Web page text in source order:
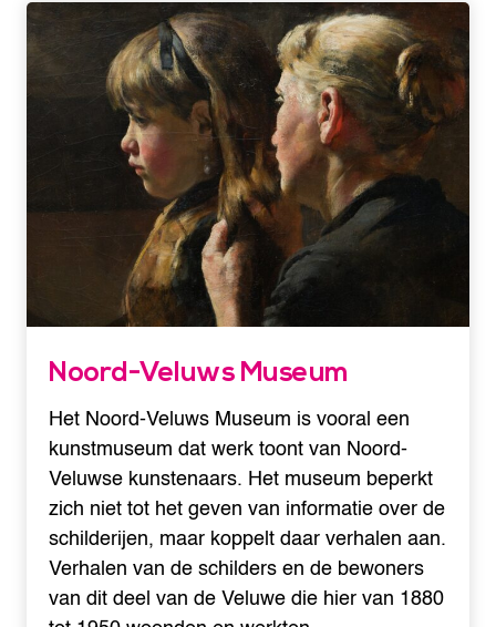
Noord-Veluws Museum
Het Noord-Veluws Museum is vooral een
kunstmuseum dat werk toont van Noord-
Veluwse kunstenaars. Het museum beperkt
zich niet tot het geven van informatie over de
schilderijen, maar koppelt daar verhalen aan.
Verhalen van de schilders en de bewoners
van dit deel van de Veluwe die hier van 1880